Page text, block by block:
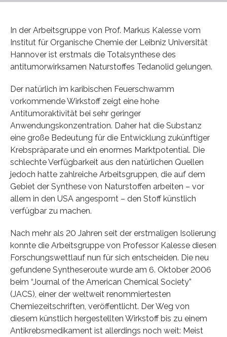
In der Arbeitsgruppe von Prof. Markus Kalesse vom
Institut für Organische Chemie der Leibniz Universität
Hannover ist erstmals die Totalsynthese des
antitumorwirksamen Naturstoffes Tedanolid gelungen.
Der natürlich im karibischen Feuerschwamm
vorkommende Wirkstoff zeigt eine hohe
Antitumoraktivität bei sehr geringer
Anwendungskonzentration. Daher hat die Substanz
eine große Bedeutung für die Entwicklung zukünftiger
Krebspräparate und ein enormes Marktpotential. Die
schlechte Verfügbarkeit aus den natürlichen Quellen
jedoch hatte zahlreiche Arbeitsgruppen, die auf dem
Gebiet der Synthese von Naturstoffen arbeiten – vor
allem in den USA angespornt – den Stoff künstlich
verfügbar zu machen.
Nach mehr als 20 Jahren seit der erstmaligen Isolierung
konnte die Arbeitsgruppe von Professor Kalesse diesen
Forschungswettlauf nun für sich entscheiden. Die neu
gefundene Syntheseroute wurde am 6. Oktober 2006
beim “Journal of the American Chemical Society”
(JACS), einer der weltweit renommiertesten
Chemiezeitschriften, veröffentlicht. Der Weg von
diesem künstlich hergestellten Wirkstoff bis zu einem
Antikrebsmedikament ist allerdings noch weit: Meist